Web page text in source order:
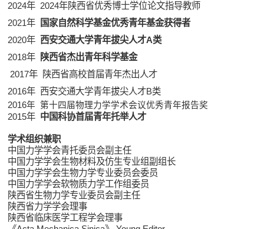
2024年 2024年陕西省优秀博士学位论文指导教师
2021年
国家自然科学基金优秀青年基金获得者
2020年 西安交通大学青年拔尖人才A类
2018年 陕西省杰出青年科学基金
2017年 陕西省高校首届青年杰出人才
2016年 西安交通大学青年拔尖人才B类
2016年 第十四届物理力学学术会议优秀青年报告奖
2015年 中国科协首届青年托举人才
学术组织兼职
中国力学学会青托委员会副主任
中国力学学会生物材料及仿生专业组副组长
中国力学学会生物力学专业委员会委员
中国力学学会软物质力学工作组委员
陕西省生物力学专业委员会副主任
陕西省力学学会理事
陕西省临床医学工程学会理事